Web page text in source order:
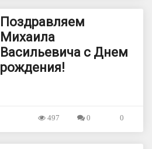
Поздравляем
Михаила
Васильевича с Днем
рождения!
0
0
497